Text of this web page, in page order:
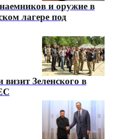
и оружие в
лагере под
Зеленского в